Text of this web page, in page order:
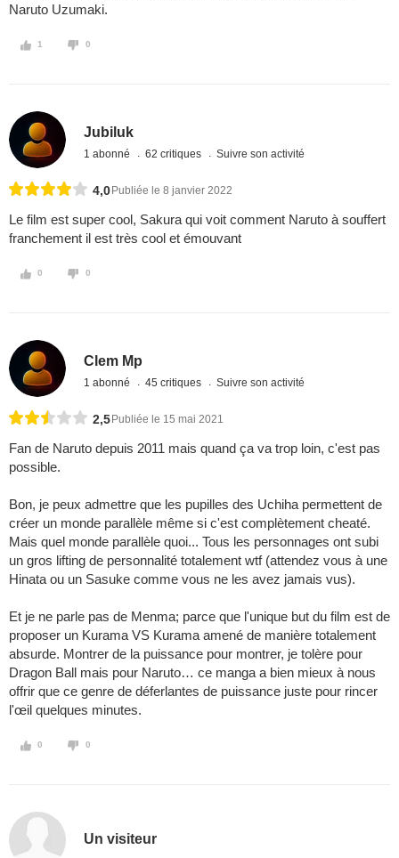
Naruto Uzumaki.
1 0
Jubiluk
1 abonné 62 critiques Suivre son activité
4,0 Publiée le 8 janvier 2022
Le film est super cool, Sakura qui voit comment Naruto à souffert
franchement il est très cool et émouvant
0 0
Clem Mp
1 abonné 45 critiques Suivre son activité
2,5 Publiée le 15 mai 2021
Fan de Naruto depuis 2011 mais quand ça va trop loin, c'est pas
possible.
Bon, je peux admettre que les pupilles des Uchiha permettent de
créer un monde parallèle même si c'est complètement cheaté.
Mais quel monde parallèle quoi... Tous les personnages ont subi
un gros lifting de personnalité totalement wtf (attendez vous à une
Hinata ou un Sasuke comme vous ne les avez jamais vus).
Et je ne parle pas de Menma; parce que l'unique but du film est de
proposer un Kurama VS Kurama amené de manière totalement
absurde. Montrer de la puissance pour montrer, je tolère pour
Dragon Ball mais pour Naruto… ce manga a bien mieux à nous
offrir que ce genre de déferlantes de puissance juste pour rincer
l'œil quelques minutes.
0 0
Un visiteur